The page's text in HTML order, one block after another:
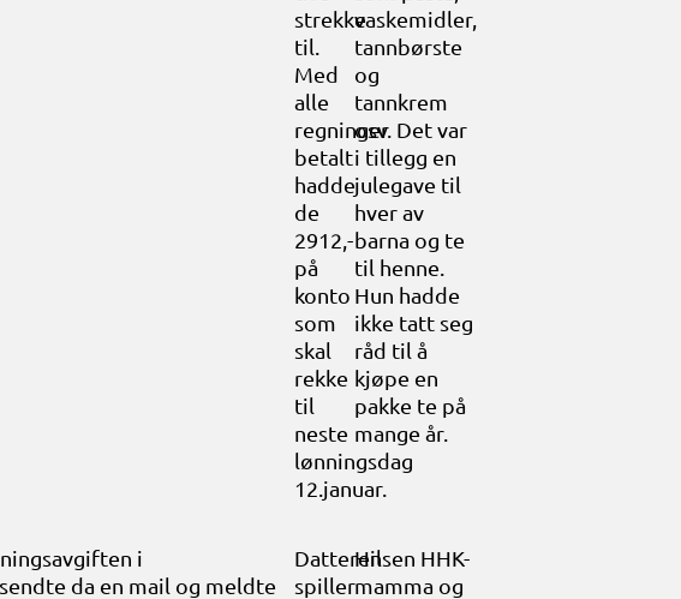
strekke
til.
Med
alle
regninger
betalt
hadde
de
2912,-
på
konto
som
skal
rekke
til
neste
lønningsdag
12.januar.
vaskemidler,
tannbørste
og
tannkrem
osv. Det var
i tillegg en
julegave til
hver av
barna og te
til henne.
Hun hadde
ikke tatt seg
råd til å
kjøpe en
pakke te på
mange år.
i
da en mail og meldte
Datteren
spiller
Hilsen HHK-
mamma og